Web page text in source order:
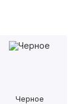
Черное